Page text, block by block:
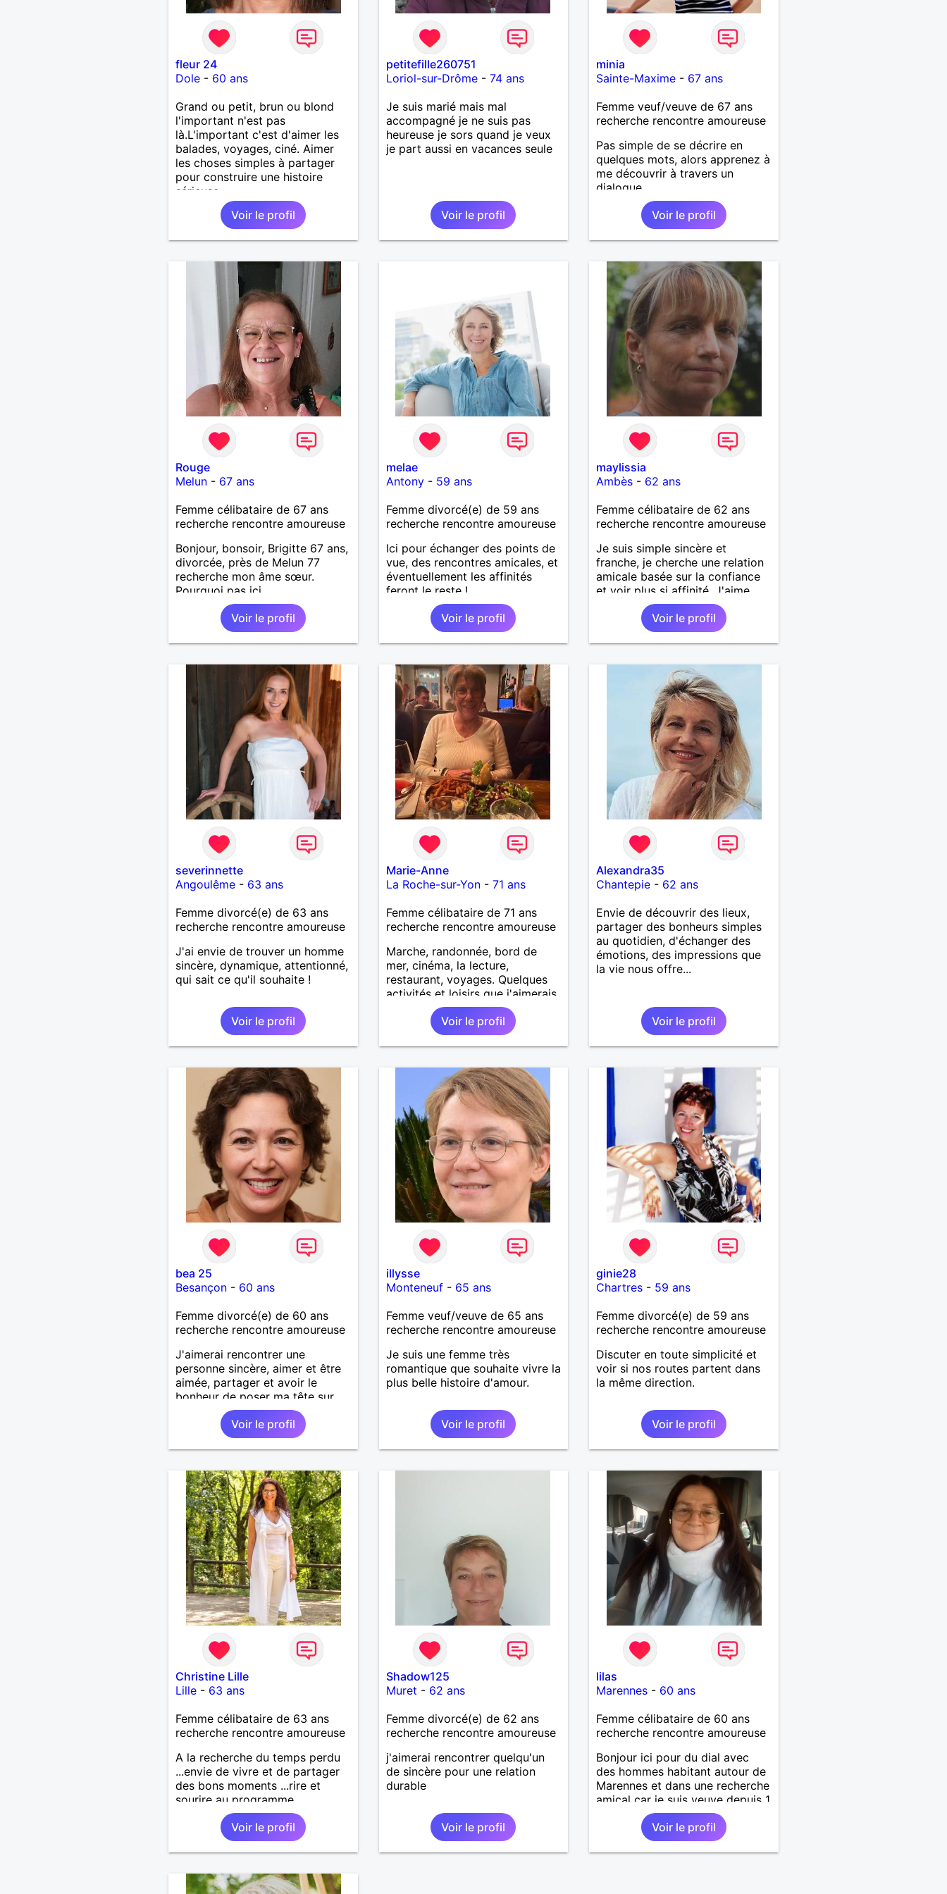
fleur 24
Dole- 60 ans
Grand ou petit, brun ou blond
l'important n'est pas
là.L'important c'est d'aimer les
balades, voyages, ciné. Aimer
les choses simples à partager
pour construire une histoire
sérieuse.
Voir le profil
petitefille260751
Loriol-sur-Drôme- 74 ans
Je suis marié mais mal
accompagné je ne suis pas
heureuse je sors quand je veux
je part aussi en vacances seule
Voir le profil
minia
Sainte-Maxime - 67 ans
Femme veuf/veuve de 67 ans
recherche rencontre amoureuse
Pas simple de se décrire en
quelques mots, alors apprenez à
me découvrir à travers un
dialogue.
Voir le profil
Rouge
Melun- 67 ans
Femme célibataire de 67 ans
recherche rencontre amoureuse
Bonjour, bonsoir, Brigitte 67 ans,
divorcée, près de Melun 77
recherche mon âme sœur.
Pourquoi pas ici.
Voir le profil
melae
Antony- 59 ans
Femme divorcé(e) de 59 ans
recherche rencontre amoureuse
Ici pour échanger des points de
vue, des rencontres amicales, et
éventuellement les affinités
feront le reste !
Voir le profil
maylissia
Ambès - 62 ans
Femme célibataire de 62 ans
recherche rencontre amoureuse
Je suis simple sincère et
franche, je cherche une relation
amicale basée sur la confiance
et voir plus si affinité. J'aime
beaucoup voyager découvrir de
nouveaux horizons à deux, alors
pourquoi pas !
Voir le profil
severinnette
Angoulême- 63 ans
Femme divorcé(e) de 63 ans
recherche rencontre amoureuse
J'ai envie de trouver un homme
sincère, dynamique, attentionné,
qui sait ce qu'il souhaite !
Voir le profil
Marie-Anne
La Roche-sur-Yon- 71 ans
Femme célibataire de 71 ans
recherche rencontre amoureuse
Marche, randonnée, bord de
mer, cinéma, la lecture,
restaurant, voyages. Quelques
activités et loisirs que j'aimerais
partager ainsi que les vôtres.
Recevoir mes enfants, mes
petits-enfants et mes amis.
Bénévolat auprès des enfants à
indépendant... Se rencontrer,
être à l’écoute, échanger avec
une personne de confiance,
pour une vie de partage, de
tendresse. Les voyages et où
randonnées en France ou à
l'étranger à deux en dehors des
sentiers battus me raviraient. Je
m'engage à répondre à votre
message. Au plaisir de vous lire.
Voir le profil
Alexandra35
Chantepie - 62 ans
Envie de découvrir des lieux,
partager des bonheurs simples
au quotidien, d'échanger des
émotions, des impressions que
la vie nous offre...
Voir le profil
bea 25
Besançon- 60 ans
Femme divorcé(e) de 60 ans
recherche rencontre amoureuse
J'aimerai rencontrer une
personne sincère, aimer et être
aimée, partager et avoir le
bonheur de poser ma tête sur
son épaule.
Voir le profil
illysse
Monteneuf- 65 ans
Femme veuf/veuve de 65 ans
recherche rencontre amoureuse
Je suis une femme très
romantique que souhaite vivre la
plus belle histoire d'amour.
Voir le profil
ginie28
Chartres - 59 ans
Femme divorcé(e) de 59 ans
recherche rencontre amoureuse
Discuter en toute simplicité et
voir si nos routes partent dans
la même direction.
Voir le profil
Christine Lille
Lille- 63 ans
Femme célibataire de 63 ans
recherche rencontre amoureuse
A la recherche du temps perdu
...envie de vivre et de partager
des bons moments ...rire et
sourire au programme...
Voir le profil
Shadow125
Muret - 62 ans
Femme divorcé(e) de 62 ans
recherche rencontre amoureuse
j'aimerai rencontrer quelqu'un
de sincère pour une relation
durable
Voir le profil
lilas
Marennes - 60 ans
Femme célibataire de 60 ans
recherche rencontre amoureuse
Bonjour ici pour du dial avec
des hommes habitant autour de
Marennes et dans une recherche
amical car je suis veuve depuis 1
an. Je ne répondrai pas aux
autres, bonne chance à tous.
Voir le profil